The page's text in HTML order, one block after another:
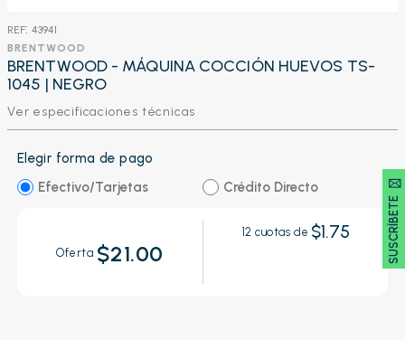
SUSCRÍBETE 🖂
: 43941
BRENTWOOD
BRENTWOOD - MÁQUINA COCCIÓN HUEVOS TS-
1045 | NEGRO
Ver especificaciones técnicas
Elegir forma de pago
Efectivo/Tarjetas
Crédito Directo
Oferta $21.00
12 cuotas de $1.75